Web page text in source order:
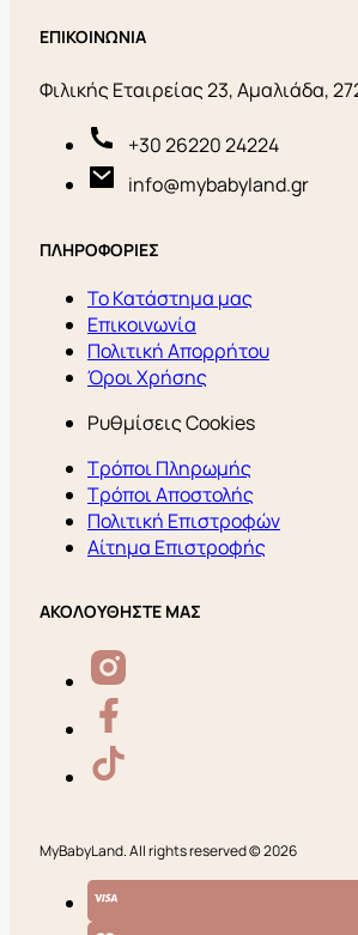
ΕΠΙΚΟΙΝΩΝΙΑ
Φιλικής Εταιρείας 23, Αμαλιάδα,
+30 26220 24224
info@mybabyland.gr
ΠΛΗΡΟΦΟΡΙΕΣ
Το Κατάστημα μας
Επικοινωνία
Πολιτική Απορρήτου
Όροι Χρήσης
Ρυθμίσεις Cookies
Τρόποι Πληρωμής
Τρόποι Αποστολής
Πολιτική Επιστροφών
Αίτημα Επιστροφής
ΑΚΟΛΟΥΘΗΣΤΕ ΜΑΣ
MyBabyLand. All rights reserved © 2026